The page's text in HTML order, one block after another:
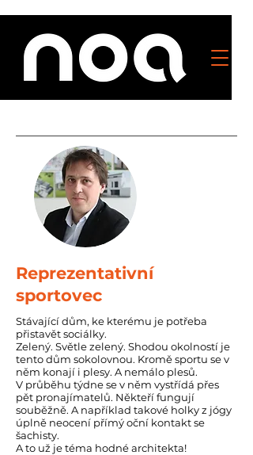
Reprezentativní
sportovec
Stávající dům, ke kterému je potřeba
přistavět sociálky.
Zelený. Světle zelený. Shodou okolností je
tento dům sokolovnou. Kromě sportu se v
něm konají i plesy. A nemálo plesů.
V průběhu týdne se v něm vystřídá přes
pět pronajímatelů. Někteří fungují
souběžně. A například takové holky z jógy
úplně neocení přímý oční kontakt se
šachisty.
A to už je téma hodné architekta!